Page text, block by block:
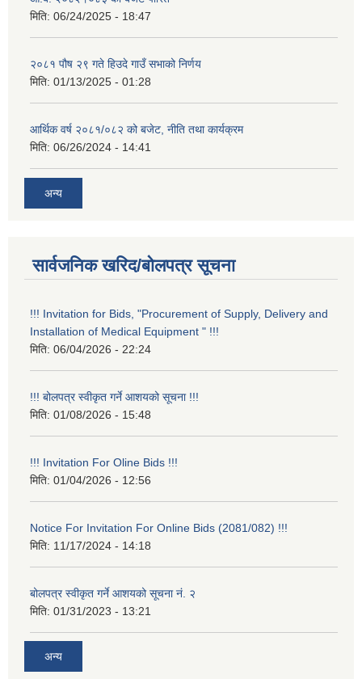
मिति: 06/24/2025 - 18:47
२०८१ पौष २९ गते हिउदे गाउँ सभाको निर्णय
मिति: 01/13/2025 - 01:28
आर्थिक वर्ष २०८१/०८२ को बजेट, नीति तथा कार्यक्रम
मिति: 06/26/2024 - 14:41
अन्य
सार्वजनिक खरिद/बोलपत्र सूचना
!!! Invitation for Bids, "Procurement of Supply, Delivery and
Installation of Medical Equipment " !!!
मिति: 06/04/2026 - 22:24
!!! बोलपत्र स्वीकृत गर्ने आशयको सूचना !!!
मिति: 01/08/2026 - 15:48
!!! Invitation For Oline Bids !!!
मिति: 01/04/2026 - 12:56
Notice For Invitation For Online Bids (2081/082) !!!
मिति: 11/17/2024 - 14:18
बोलपत्र स्वीकृत गर्ने आशयको सूचना नं. २
मिति: 01/31/2023 - 13:21
अन्य